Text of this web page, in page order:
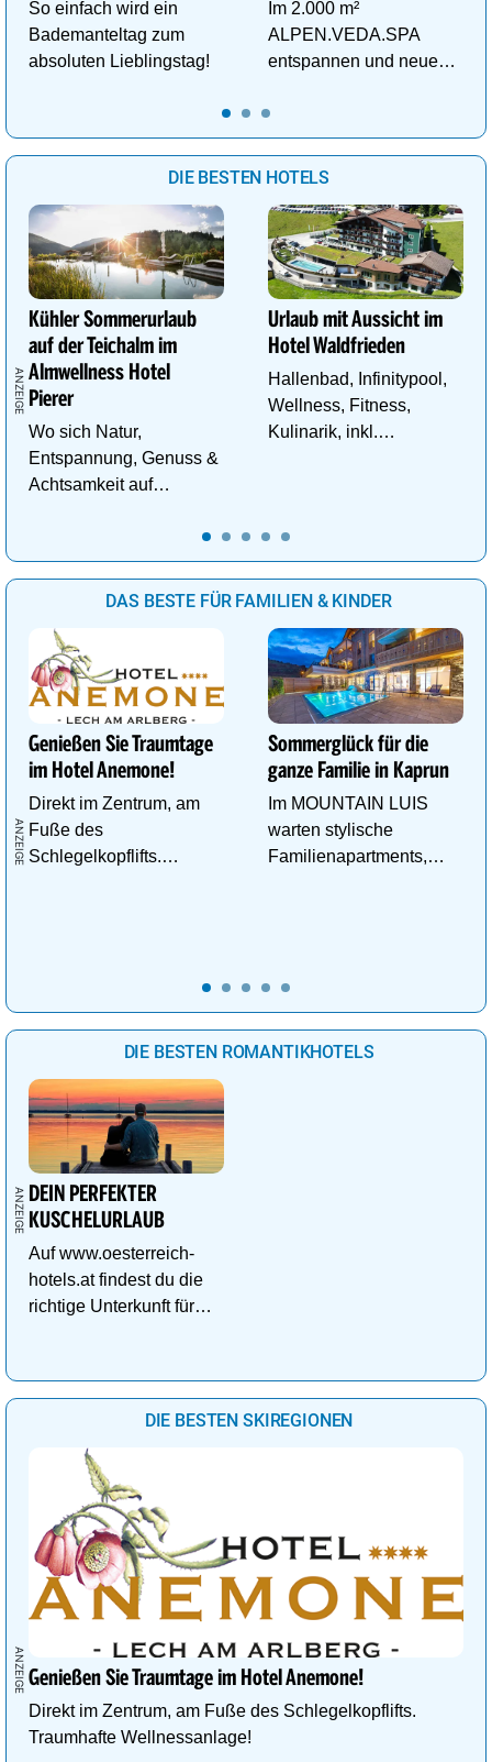
So einfach wird ein
Bademanteltag zum
absoluten Lieblingstag!
Im 2.000 m²
ALPEN.VEDA.SPA
entspannen und neue
Gesundheit tanken.
DIE BESTEN HOTELS
Kühler Sommerurlaub
auf der Teichalm im
Almwellness Hotel
Pierer
Wo sich Natur,
Entspannung, Genuss &
Achtsamkeit auf
Urlaub mit Aussicht im
Hotel Waldfrieden
Hallenbad, Infinitypool,
Wellness, Fitness,
Kulinarik, inkl.
DAS BESTE FÜR FAMILIEN & KINDER
Genießen Sie Traumtage
im Hotel Anemone!
Direkt im Zentrum, am
Fuße des
Schlegelkopflifts.
Sommerglück für die
ganze Familie in Kaprun
Im MOUNTAIN LUIS
warten stylische
Familienapartments,
DIE BESTEN ROMANTIKHOTELS
DEIN PERFEKTER
KUSCHELURLAUB
Auf www.oesterreich-
hotels.at findest du die
richtige Unterkunft für
DIE BESTEN SKIREGIONEN
Genießen Sie Traumtage im Hotel Anemone!
Direkt im Zentrum, am Fuße des Schlegelkopflifts.
Traumhafte Wellnessanlage!